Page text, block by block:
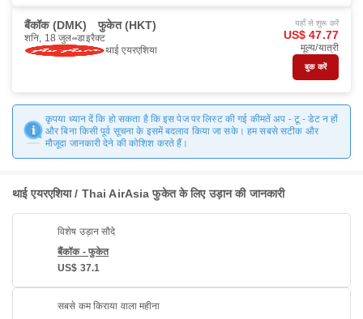
बैंकॉक (DMK) फुकेत (HKT)
शनि, 18 जुल॰ डाइरैक्ट
थाई एयरएशिया
यहाँ से शुरू करें
US$ 47.77
मूल्य/यात्री
बुक करें
कृपया ध्यान दें कि हो सकता है कि इस पेज पर लिस्ट की गई कीमतें अप - टू - डेट न हों
और बिना किसी पूर्व सूचना के इसमें बदलाव किया जा सके। हम सबसे सटीक और
मौजूदा जानकारी देने की कोशिश करते हैं।
थाई एयरएशिया / Thai AirAsia फुकेत के लिए उड़ान की जानकारी
विशेष उड़ान सौदे
बैंकॉक - फुकेत
US$ 37.1
सबसे कम किराया वाला महीना